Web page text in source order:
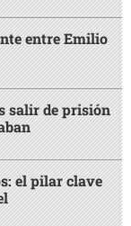
entre Emilio
salir de prisión
el pilar clave